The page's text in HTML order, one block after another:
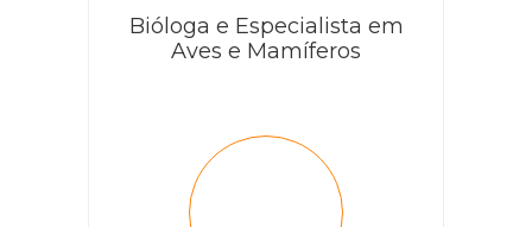
Bióloga e Especialista em
Aves e Mamíferos